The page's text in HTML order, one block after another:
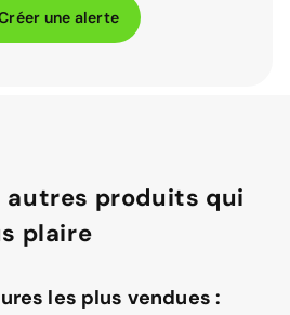
une alerte
autres produits qui
plaire
les plus vendues :